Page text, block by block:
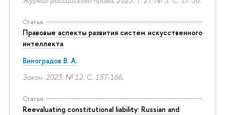
Статья
Правовые аспекты развития систем искусственного
интеллекта
Виноградов В. А.
Закон. 2023. № 12. С. 157-166.
Статья
Reevaluating constitutional liability: Russian and